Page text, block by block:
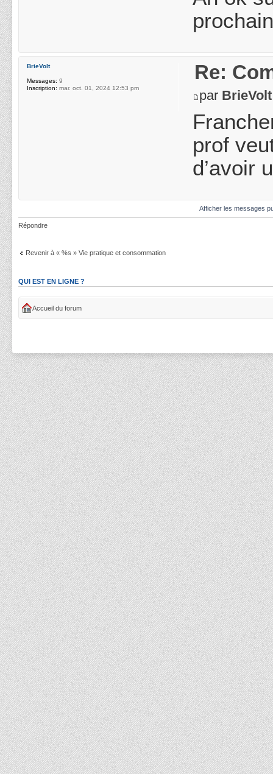
Re:
par BrieVolt
prof
d’avoir
BrieVolt
Messages: 9
Inscription: mar. oct. 01, 2024 12:53 pm
Afficher les messages
Répondre
Revenir à « %s » Vie pratique et consommation
QUI EST EN LIGNE ?
Accueil du forum